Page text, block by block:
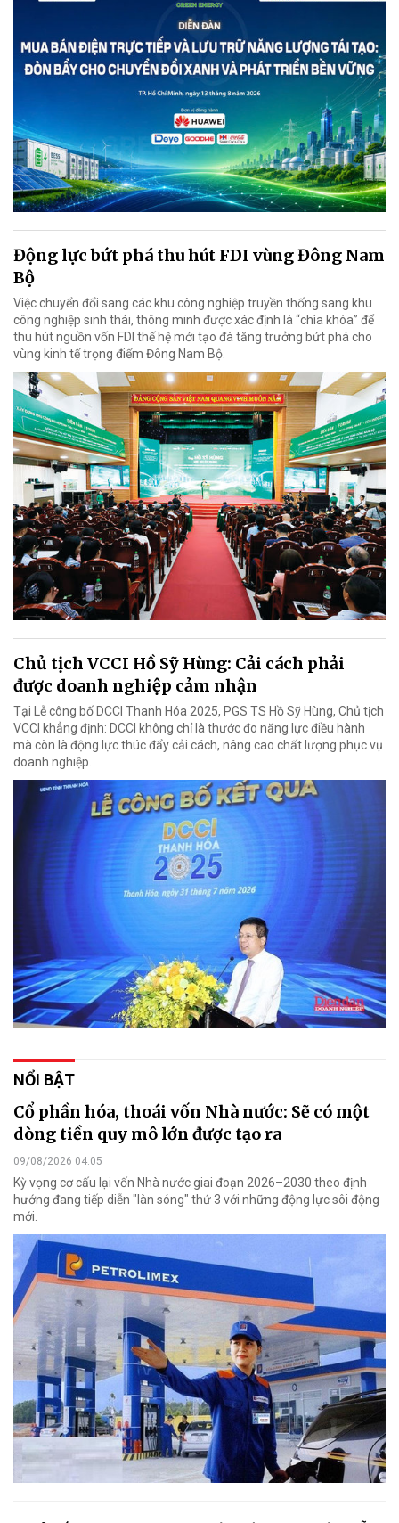
Động lực bứt phá thu hút FDI vùng Đông Nam
Bộ
Việc chuyển đổi sang các khu công nghiệp truyền thống sang khu
công nghiệp sinh thái, thông minh được xác định là “chìa khóa” để
thu hút nguồn vốn FDI thế hệ mới tạo đà tăng trưởng bứt phá cho
vùng kinh tế trọng điểm Đông Nam Bộ.
Chủ tịch VCCI Hồ Sỹ Hùng: Cải cách phải
được doanh nghiệp cảm nhận
Tại Lễ công bố DCCI Thanh Hóa 2025, PGS TS Hồ Sỹ Hùng, Chủ tịch
VCCI khẳng định: DCCI không chỉ là thước đo năng lực điều hành
mà còn là động lực thúc đẩy cải cách, nâng cao chất lượng phục vụ
doanh nghiệp.
NỔI BẬT
Cổ phần hóa, thoái vốn Nhà nước: Sẽ có một
dòng tiền quy mô lớn được tạo ra
09/08/2026 04:05
Kỳ vọng cơ cấu lại vốn Nhà nước giai đoạn 2026–2030 theo định
hướng đang tiếp diễn "làn sóng" thứ 3 với những động lực sôi động
mới.